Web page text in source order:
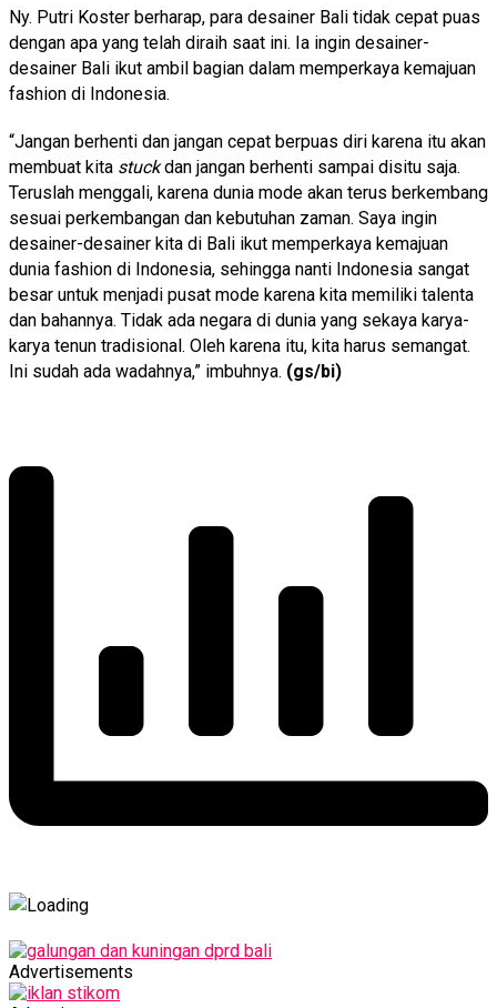
Ny. Putri Koster berharap, para desainer Bali tidak cepat puas
dengan apa yang telah diraih saat ini. Ia ingin desainer-
desainer Bali ikut ambil bagian dalam memperkaya kemajuan
fashion di Indonesia.
“Jangan berhenti dan jangan cepat berpuas diri karena itu akan
membuat kita stuckdan jangan berhenti sampai disitu saja.
Teruslah menggali, karena dunia mode akan terus berkembang
sesuai perkembangan dan kebutuhan zaman. Saya ingin
desainer-desainer kita di Bali ikut memperkaya kemajuan
dunia fashion di Indonesia, sehingga nanti Indonesia sangat
besar untuk menjadi pusat mode karena kita memiliki talenta
dan bahannya. Tidak ada negara di dunia yang sekaya karya-
karya tenun tradisional. Oleh karena itu, kita harus semangat.
Ini sudah ada wadahnya,” imbuhnya. (gs/bi)
Advertisements